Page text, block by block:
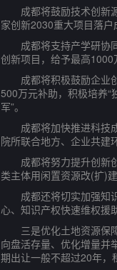
成都将鼓励技术创新源
家创新2030重大项目落户
成都将支持产学研协同
创新项目，给予最高1000
成都将积极鼓励企业创
500万元补助，积极培养“
军”。
成都将加快推进科技成
院所联合地方、企业共建
成都将努力提升创新创
类主体用闲置资源改(扩)
成都还将切实加强知识
心、知识产权快速维权援
三是优化土地资源保障
向盘活存量、优化增量并
期出让一般不超过20年，